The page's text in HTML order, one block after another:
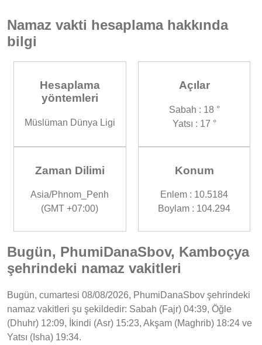
Namaz vakti hesaplama hakkında
bilgi
Hesaplama
yöntemleri
Müslüman Dünya Ligi
Açılar
Sabah : 18 °
Yatsı : 17 °
Zaman Dilimi
Asia/Phnom_Penh
(GMT +07:00)
Konum
Enlem : 10.5184
Boylam : 104.294
Bugün, PhumiDanaSbov, Kamboçya
şehrindeki namaz vakitleri
Bugün, cumartesi 08/08/2026, PhumiDanaSbov şehrindeki
namaz vakitleri şu şekildedir: Sabah (Fajr) 04:39, Öğle
(Dhuhr) 12:09, İkindi (Asr) 15:23, Akşam (Maghrib) 18:24 ve
Yatsı (Isha) 19:34.